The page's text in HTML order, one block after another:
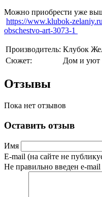
Можно приобрести уже
https://www.klubok-
obschestvo-art-3073-1
Производитель: Клубок
Сюжет:
Дом и уют
Отзывы
Пока нет отзывов
Оставить отзыв
Имя
E-mail (на сайте не
Не правильно введен e-mail